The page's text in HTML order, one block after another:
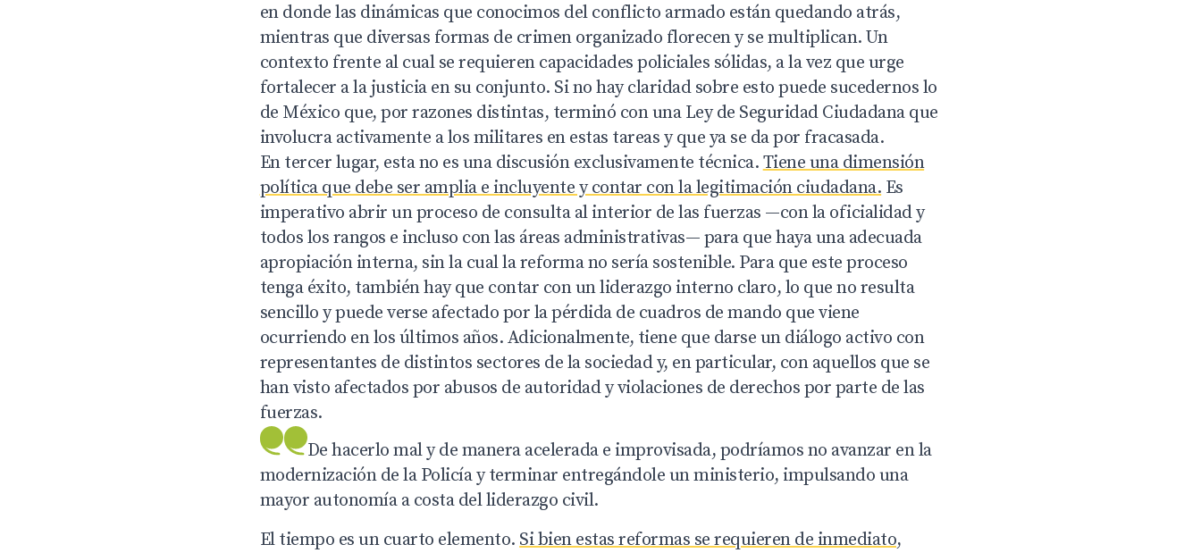
en donde las dinámicas que conocimos del conflicto armado están quedando atrás,
mientras que diversas formas de crimen organizado florecen y se multiplican. Un
contexto frente al cual se requieren capacidades policiales sólidas, a la vez que urge
fortalecer a la justicia en su conjunto. Si no hay claridad sobre esto puede sucedernos lo
de México que, por razones distintas, terminó con una Ley de Seguridad Ciudadana que
involucra activamente a los militares en estas tareas y que ya se da por fracasada.
En tercer lugar, esta no es una discusión exclusivamente técnica. Tiene una dimensión
política que debe ser amplia e incluyente y contar con la legitimación ciudadana. Es
imperativo abrir un proceso de consulta al interior de las fuerzas —con la oficialidad y
todos los rangos e incluso con las áreas administrativas— para que haya una adecuada
apropiación interna, sin la cual la reforma no sería sostenible. Para que este proceso
tenga éxito, también hay que contar con un liderazgo interno claro, lo que no resulta
sencillo y puede verse afectado por la pérdida de cuadros de mando que viene
ocurriendo en los últimos años. Adicionalmente, tiene que darse un diálogo activo con
representantes de distintos sectores de la sociedad y, en particular, con aquellos que se
han visto afectados por abusos de autoridad y violaciones de derechos por parte de las
fuerzas.
De hacerlo mal y de manera acelerada e improvisada, podríamos no avanzar en la
modernización de la Policía y terminar entregándole un ministerio, impulsando una
mayor autonomía a costa del liderazgo civil.
El tiempo es un cuarto elemento.Si bien estas reformas se requieren de inmediato,